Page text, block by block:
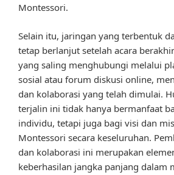
Montessori.
Selain itu, jaringan yang terbentuk
tetap berlanjut setelah acara
yang saling menghubungi melalui
sosial atau forum diskusi online,
dan kolaborasi yang telah dimulai.
terjalin ini tidak hanya bermanfaat
individu, tetapi juga bagi visi dan
Montessori secara keseluruhan.
dan kolaborasi ini merupakan
keberhasilan jangka panjang dalam